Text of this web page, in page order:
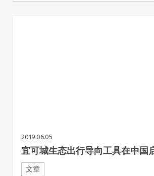
2019.06.05
宜可城生态出行导向工具在中国
文章